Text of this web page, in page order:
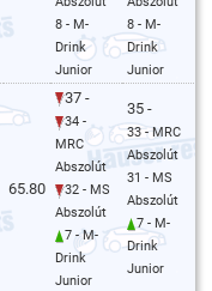
8 - M-
Drink
Junior
8 - M-
Drink
Junior
65.80
37 -
34 -
MRC
Abszolút
32 - MS
Abszolút
7 - M-
Drink
Junior
35 -
33 - MRC
Abszolút
31 - MS
Abszolút
7 - M-
Drink
Junior